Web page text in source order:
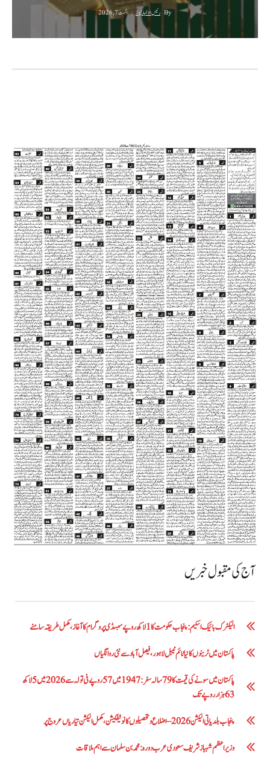
By رئیس الاخبار نیوز اگست 7, 2026
آج کی مقبول خبریں
الیکٹرک بائیک اسکیم: پنجاب حکومت کا1 لاکھ روپے سبسڈی پروگرام کا آغاز ،مکمل طریقہ سامنے
پاکستان میں ٹرینوں کا نیا ٹائم ٹیبل لاہور، فیصل آباد سے نئی روانگیاں
پاکستان میں سونے کی قیمت کا 79 سالہ سفر: 1947 میں 57 روپے فی تولہ سے 2026 میں 5 لاکھ
63 ہزار روپے تک
پنجاب بلدیاتی الیکشن 2026 – اضلاع و تحصیلوں کا نوٹیفکیشن، مکمل الیکشن تیاریاں عروج پر
وزیراعظم شہباز شریف سعودی عرب دورہ: محمد بن سلمان سے اہم ملاقات